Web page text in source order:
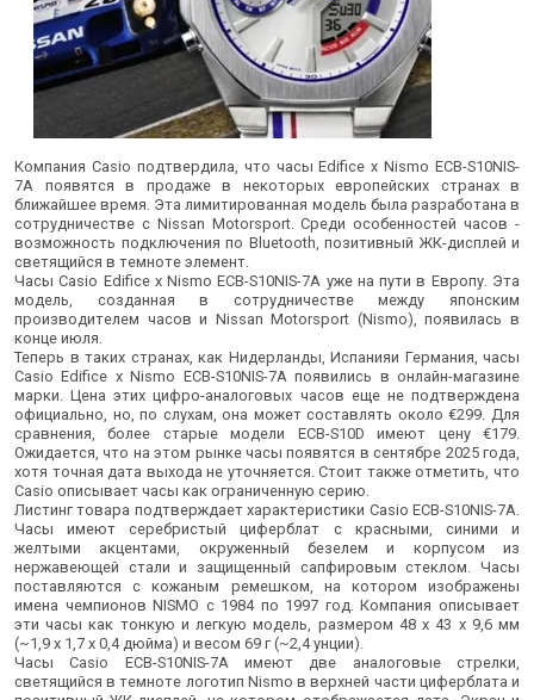
Компания Casio подтвердила, что часы Edifice x Nismo ECB-S10NIS-
7A появятся в продаже в некоторых европейских странах в
ближайшее время. Эта лимитированная модель была разработана в
сотрудничестве с Nissan Motorsport. Среди особенностей часов -
возможность подключения по Bluetooth, позитивный ЖК-дисплей и
светящийся в темноте элемент.
Часы Casio Edifice x Nismo ECB-S10NIS-7A уже на пути в Европу. Эта
модель, созданная в сотрудничестве между японским
производителем часов и Nissan Motorsport (Nismo), появилась в
конце июля.
Теперь в таких странах, как Нидерланды, Испанияи Германия, часы
Casio Edifice x Nismo ECB-S10NIS-7A появились в онлайн-магазине
марки. Цена этих цифро-аналоговых часов еще не подтверждена
официально, но, по слухам, она может составлять около €299. Для
сравнения, более старые модели ECB-S10D имеют цену €179.
Ожидается, что на этом рынке часы появятся в сентябре 2025 года,
хотя точная дата выхода не уточняется. Стоит также отметить, что
Casio описывает часы как ограниченную серию.
Листинг товара подтверждает характеристики Casio ECB-S10NIS-7A.
Часы имеют серебристый циферблат с красными, синими и
желтыми акцентами, окруженный безелем и корпусом из
нержавеющей стали и защищенный сапфировым стеклом. Часы
поставляются с кожаным ремешком, на котором изображены
имена чемпионов NISMO с 1984 по 1997 год. Компания описывает
эти часы как тонкую и легкую модель, размером 48 x 43 x 9,6 мм
(~1,9 x 1,7 x 0,4 дюйма) и весом 69 г (~2,4 унции).
Часы Casio ECB-S10NIS-7A имеют две аналоговые стрелки,
светящийся в темноте логотип Nismo в верхней части циферблата и